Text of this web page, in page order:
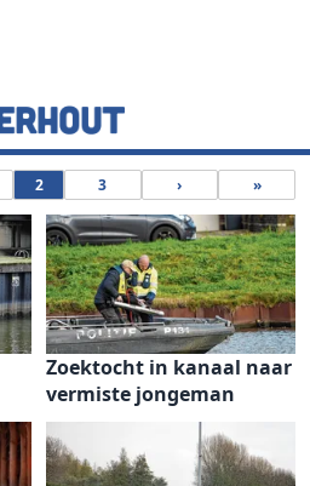
2 3 › »
Zoektocht in kanaal naar
vermiste jongeman